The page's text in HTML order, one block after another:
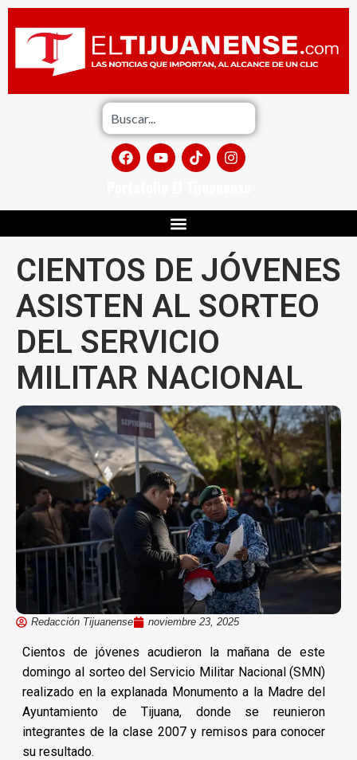
CIENTOS DE JÓVENES
ASISTEN AL SORTEO
DEL SERVICIO
MILITAR NACIONAL
Redacción Tijuanense noviembre 23, 2025
Cientos de jóvenes acudieron la mañana de este
domingo al sorteo del Servicio Militar Nacional (SMN)
realizado en la explanada Monumento a la Madre del
Ayuntamiento de Tijuana, donde se reunieron
integrantes de la clase 2007 y remisos para conocer
su resultado.